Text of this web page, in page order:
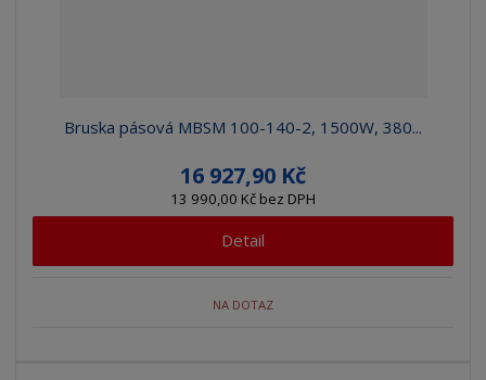
Bruska pásová MBSM 100-140-2, 1500W, 380...
16 927,90 Kč
13 990,00 Kč bez DPH
Detail
NA DOTAZ